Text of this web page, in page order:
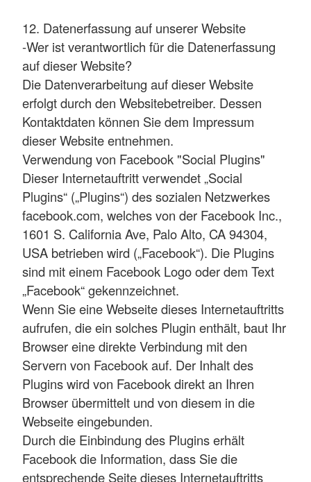
12. Datenerfassung auf unserer Website
-Wer ist verantwortlich für die Datenerfassung
auf dieser Website?
Die Datenverarbeitung auf dieser Website
erfolgt durch den Websitebetreiber. Dessen
Kontaktdaten können Sie dem Impressum
dieser Website entnehmen.
Verwendung von Facebook "Social Plugins"
Dieser Internetauftritt verwendet „Social
Plugins“ („Plugins“) des sozialen Netzwerkes
facebook.com, welches von der Facebook Inc.,
1601 S. California Ave, Palo Alto, CA 94304,
USA betrieben wird („Facebook“). Die Plugins
sind mit einem Facebook Logo oder dem Text
„Facebook“ gekennzeichnet.
Wenn Sie eine Webseite dieses Internetauftritts
aufrufen, die ein solches Plugin enthält, baut Ihr
Browser eine direkte Verbindung mit den
Servern von Facebook auf. Der Inhalt des
Plugins wird von Facebook direkt an Ihren
Browser übermittelt und von diesem in die
Webseite eingebunden.
Durch die Einbindung des Plugins erhält
Facebook die Information, dass Sie die
entsprechende Seite dieses Internetauftritts